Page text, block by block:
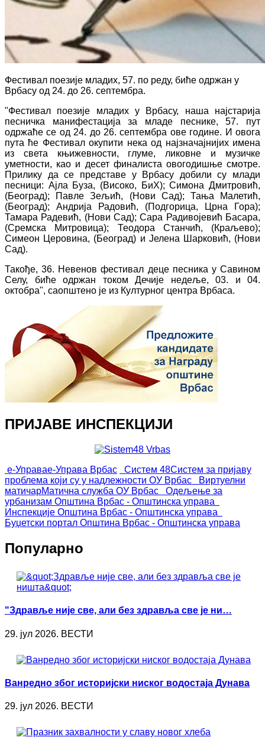
Фестивал поезије младих, 57. по реду, биће одржан у
Врбасу од 24. до 26. септембра.
"Фестивал поезије младих у Врбасу, наша најстарија
песничка манифестација за младе песнике, 57. пут
одржаће се од 24. до 26. септембра ове године. И овога
пута ће Фестивал окупити нека од најзначајнијих имена
из света књижевности, глуме, ликовне и музичке
уметности, као и десет финалиста овогодишње смотре.
Прилику да се представе у Врбасу добили су млади
песници: Ајла Буза, (Високо, БиХ); Симона Дмитровић,
(Београд); Павле Зељић, (Нови Сад); Тања Малетић,
(Београд); Андрија Радовић, (Подгорица, Црна Гора);
Тамара Радевић, (Нови Сад); Сара Радивојевић Басара,
(Сремска Митровица); Теодора Станчић, (Краљево);
Симеон Церовина, (Београд) и Јелена Шарковић, (Нови
Сад).
Такође, 36. Невенов фестивал деце песника у Савином
Селу, биће одржан током Дечије недеље, 03. и 04.
октобра", саопштено је из Културног центра Врбаса.
ПРИЈАВЕ ИНСПЕКЦИЈИ
е-Управае-Управа Врбас Систем 48Систем за пријаву
проблема који су у надлежности ОУ Врбас
Виртуелни
матичарМатична служба ОУ Врбас
Одељење за
урбанизам Општина Врбас - Општинска управа
Инспекције Општина Врбас - Општинска управа
Буџетски портал Општина Врбас - Општинска управа
Популарно
"Здравље није све, али без здравља све је ни…
29. јул 2026. ВЕСТИ
Ванредно због историјски ниског водостаја Дунава
29. јул 2026. ВЕСТИ